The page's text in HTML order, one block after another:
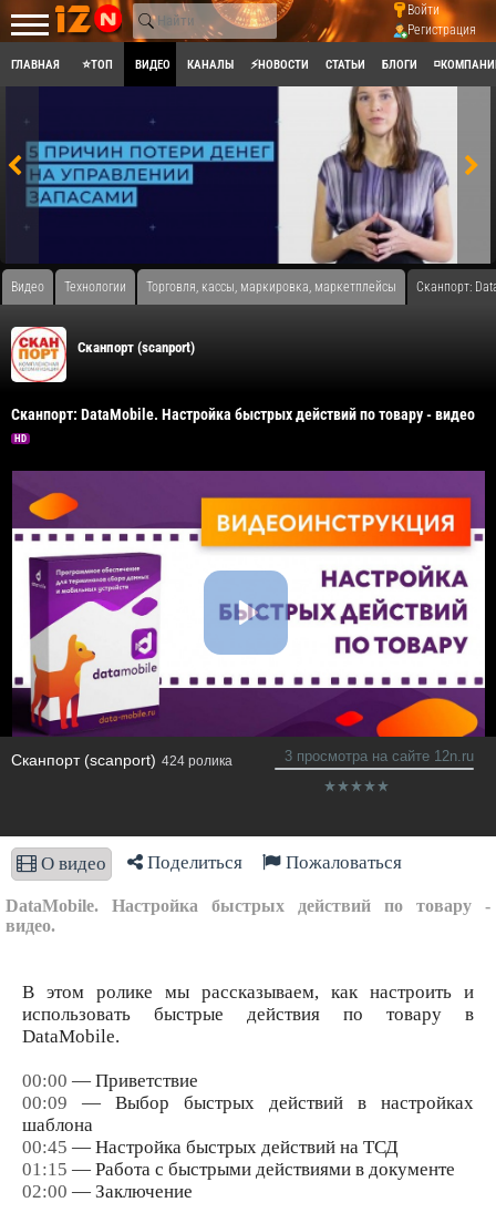
Войти
Регистрация
ГЛАВНАЯ ⭐ТОП ВИДЕО КАНАЛЫ ⚡НОВОСТИ СТАТЬИ БЛОГИ
Видео Технологии Торговля, кассы, маркировка, маркетплейсы Сканпорт:
Сканпорт (scanport)
Сканпорт: DataMobile. Настройка быстрых действий по товару - видео
HD
Сканпорт (scanport) 424 ролика 3 просмотра на сайте 12n.ru
О видео Поделиться Пожаловаться
DataMobile. Настройка быстрых действий по товару -
видео.
В этом ролике мы рассказываем, как настроить и
использовать быстрые действия по товару в
DataMobile.
00:00 — Приветствие
00:09 — Выбор быстрых действий в настройках
шаблона
00:45 — Настройка быстрых действий на ТСД
01:15 — Работа с быстрыми действиями в документе
02:00 — Заключение